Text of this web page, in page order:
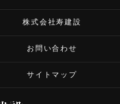
株式会社寿建設
お問い合わせ
サイトマップ